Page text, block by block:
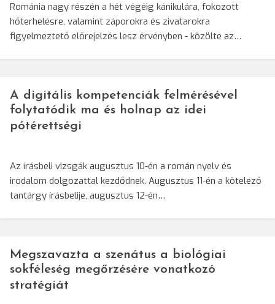
Románia nagy részén a hét végéig kánikulára, fokozott
hőterhelésre, valamint záporokra és zivatarokra
figyelmeztető előrejelzés lesz érvényben - közölte az…
A digitális kompetenciák felmérésével
folytatódik ma és holnap az idei
pótérettségi
Az írásbeli vizsgák augusztus 10-én a román nyelv és
irodalom dolgozattal kezdődnek. Augusztus 11-én a kötelező
tantárgy írásbelije, augusztus 12-én…
Megszavazta a szenátus a biológiai
sokféleség megőrzésére vonatkozó
stratégiát